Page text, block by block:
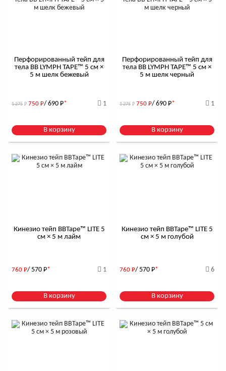
Перфорированный тейп для
тела BB LYMPH TAPE™ 5 см ×
5 м шелк бежевый
1 275 Р 750 Р/ 690 Р* 1
В корзину
Перфорированный тейп для
тела BB LYMPH TAPE™ 5 см ×
5 м шелк черный
1 275 Р 750 Р/ 690 Р* 1
В корзину
Кинезио тейп BBTape™ LITE 5
см × 5 м лайм
760 Р/ 570 Р* 1
В корзину
Кинезио тейп BBTape™ LITE 5
см × 5 м голубой
760 Р/ 570 Р* 6
В корзину